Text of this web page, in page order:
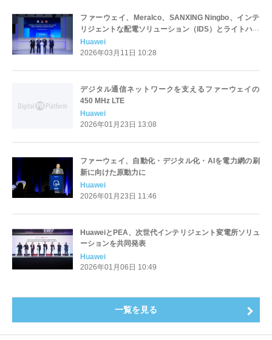
ファーウェイ、Meralco、SANXING Ningbo、インテ
リジェントな配電ソリューション（IDS）とライトハウ
スイニシアティブを発表
Huawei
2026年03月11日 10:28
デジタル通信ネットワークを支えるファーウェイの
450 MHz LTE
Huawei
2026年01月23日 13:08
ファーウェイ、自動化・デジタル化・AIを電力網の刷
新に向けた原動力に
Huawei
2026年01月23日 11:46
HuaweiとPEA、次世代インテリジェント変電所ソリュ
ーションを共同発表
Huawei
2026年01月06日 10:49
一覧を見る